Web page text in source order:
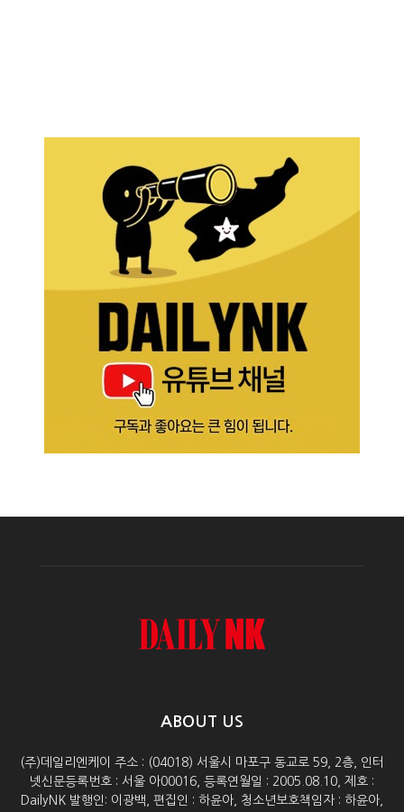
ABOUT US
(주)데일리엔케이 주소 : (04018) 서울시 마포구 동교로 59, 2층, 인터
넷신문등록번호 : 서울 아00016, 등록연월일 : 2005.08.10, 제호 :
DailyNK 발행인: 이광백, 편집인 : 하윤아, 청소년보호책임자 : 하윤아,